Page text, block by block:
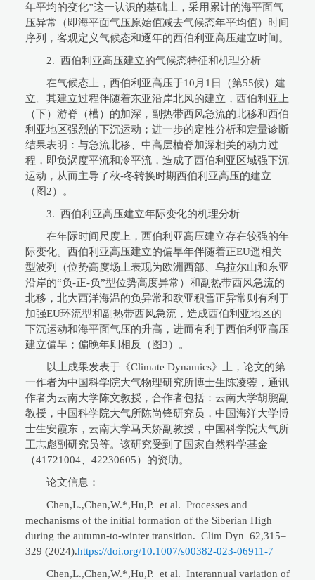
年平均的变化”这一认识的基础上，采用累计的海平面气
压异常（即海平面气压原始值减去气候态年平均值）时间
序列，客观定义气候态和逐年的西伯利亚高压建立时间。
2. 西伯利亚高压建立的气候态特征和机理分析
在气候态上，西伯利亚高压于10月1日（第55候）建
立。其建立过程伴随着东亚沿岸北风的建立，西伯利亚上
（下）游脊（槽）的加深，副热带西风急流的北移和西伯
利亚地区强烈的下沉运动；进一步的定性分析和定量诊断
结果表明：与急流北移、中高层槽脊加深相关的动力过
程，即负涡度平流和冷平流，造成了西伯利亚区域强下沉
运动，从而主导了秋-冬转换时期西伯利亚高压的建立
（图2）。
3. 西伯利亚高压建立年际变化的机理分析
在年际时间尺度上，西伯利亚高压建立存在较强的年
际变化。西伯利亚高压建立的偏早年伴随着正EU遥相关
型波列（位势高度场上表现为欧洲西部、乌拉尔山和东亚
沿岸的“负-正-负”型位势高度异常）和副热带西风急流的
北移，北大西洋海温的负异常和欧亚积雪正异常则有利于
加强EU环流型和副热带西风急流，造成西伯利亚地区的
下沉运动和海平面气压的升高，进而有利于西伯利亚高压
建立偏早；偏晚年则相反（图3）。
以上成果发表于《Climate Dynamics》上，论文的第
一作者为中国科学院大气物理研究所博士生陈凌蓥，通讯
作者为云南大学陈文教授，合作者包括：云南大学胡鹏副
教授， 中国科学院大气所陈尚锋研究员，中国海洋大学博
士生安霞东，云南大学马天娇副教授， 中国科学院大气所
王志彪副研究员等。该研究受到了国家自然科学基金
（41721004、42230605）的资助。
论文信息：
Chen,L.,Chen,W.*,Hu,P. et al. Processes and
mechanisms of the initial formation of the Siberian High
during the autumn-to-winter transition. Clim Dyn 62,315–
329 (2024).https://doi.org/10.1007/s00382-023-06911-7
Chen,L.,Chen,W.*,Hu,P. et al. Interannual variation of